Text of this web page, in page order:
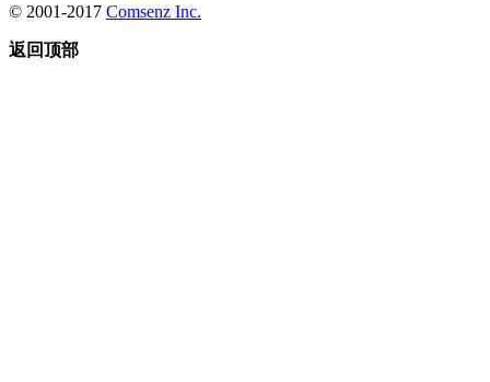
© 2001-2017 Comsenz Inc.
返回顶部